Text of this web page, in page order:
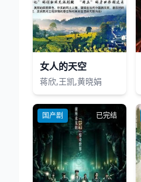
女人的天空
蒋欣,王凯,黄晓娟
国产剧 已完结